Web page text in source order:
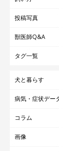
投稿写真
獣医師Q&A
タグ一覧
犬と暮らす
病気・症状デー
コラム
画像